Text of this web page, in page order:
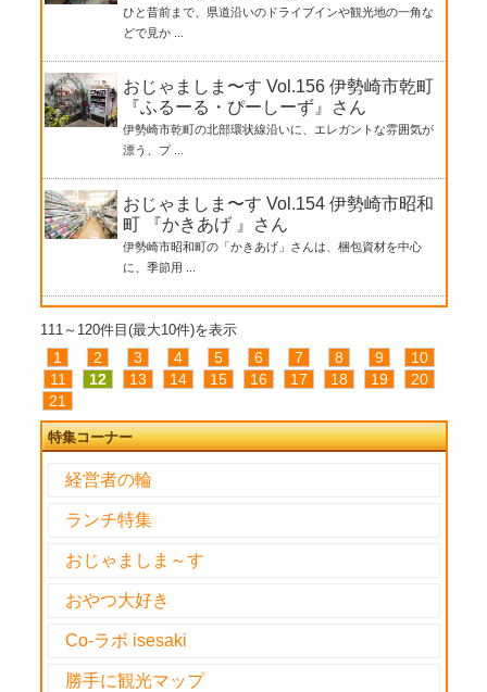
ひと昔前まで、県道沿いのドライブインや観光地の一角な
どで見か ...
おじゃましま〜す Vol.156 伊勢崎市乾町
『ふるーる・ぴーしーず』さん
伊勢崎市乾町の北部環状線沿いに、エレガントな雰囲気が
漂う、プ ...
おじゃましま〜す Vol.154 伊勢崎市昭和
町 『かきあげ 』さん
伊勢崎市昭和町の「かきあげ」さんは、梱包資材を中心
に、季節用 ...
111～120件目(最大10件)を表示
1 2 3 4 5 6 7 8 9
10
11
12 13 14 15 16 17 18 19
20
21
特集コーナー
経営者の輪
ランチ特集
おじゃましま～す
おやつ大好き
Co-ラボ isesaki
勝手に観光マップ